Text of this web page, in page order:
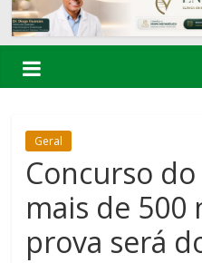
Geral
Concurso
mais de 500
prova será